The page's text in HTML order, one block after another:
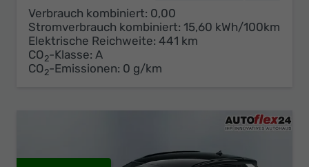
Verbrauch kombiniert: 0,00
Stromverbrauch kombiniert: 15,60 kWh/100km
Elektrische Reichweite: 441 km
CO2-Klasse: A
CO2-Emissionen: 0 g/km